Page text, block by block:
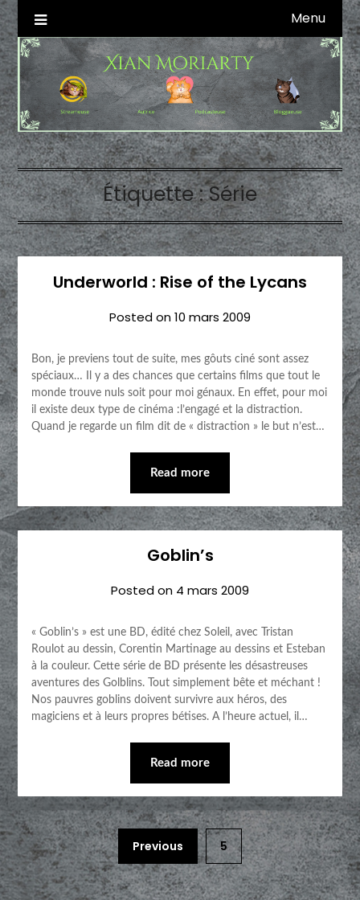
Skip
to
content
Xian Moriarty
Autrice SFFF & Blogueuse & Streameuse Menu
Étiquette :Série
Underworld : Rise of the Lycans
Posted on10 mars 2009
Bon, je previens tout de suite, mes gôuts ciné sont assez
spéciaux… Il y a des chances que certains films que tout le
monde trouve nuls soit pour moi génaux. En effet, pour moi
il existe deux type de cinéma :l’engagé et la distraction.
Quand je regarde un film dit de « distraction » le but n’est…
Read more
Goblin’s
Posted on 4 mars 2009
« Goblin’s » est une BD, édité chez Soleil, avec Tristan
Roulot au dessin, Corentin Martinage au dessins et Esteban
à la couleur. Cette série de BD présente les désastreuses
aventures des Golblins. Tout simplement bête et méchant !
Nos pauvres goblins doivent survivre aux héros, des
magiciens et à leurs propres bétises. A l’heure actuel, il…
Read more
Previous 5